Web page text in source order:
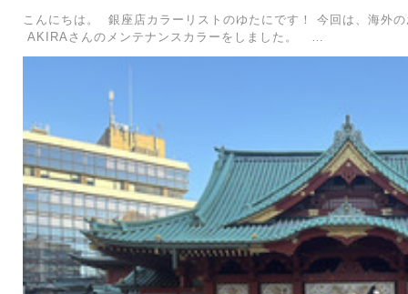
こんにちは。 銀座店カラーリストのゆたにです！ 今回は、海外
AKIRAさんのメンテナンスカラーをしました。 …